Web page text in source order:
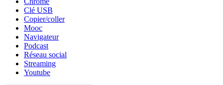
Clé USB
Copier/coller
Mooc
Navigateur
Podcast
Réseau social
Streaming
Youtube